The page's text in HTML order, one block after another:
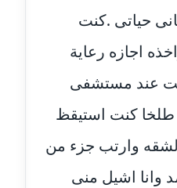
حياتى .كنت
اجازه رعاية
عند مستشفى
كنت استيقظ
وارتب جزء من
وانا اشيل منى